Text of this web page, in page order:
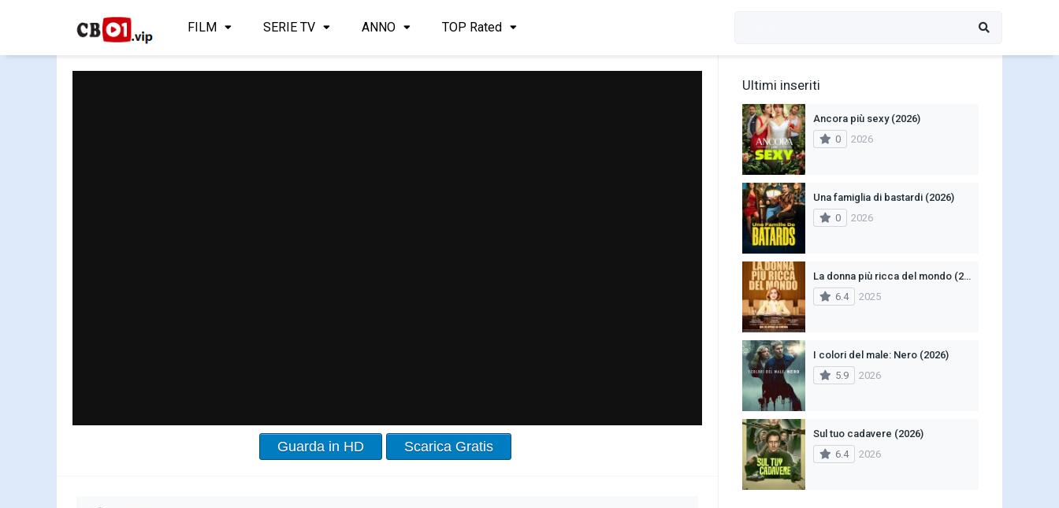
FILM SERIE TV ANNO TOP Rated
Guarda in HD Scarica Gratis
Ultimi inseriti
Ancora più sexy (2026)
0
2026
Una famiglia di bastardi (2026)
0
2026
La donna più ricca del mondo (2025)
6.4
2025
I colori del male: Nero (2026)
5.9
2026
Sul tuo cadavere (2026)
6.4
2026